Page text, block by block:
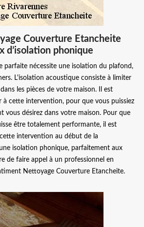
Couverture Etancheite
d’isolation phonique
parfaite nécessite une isolation du plafond,
L'isolation acoustique consiste à limiter
les pièces de votre maison. Il est
à cette intervention, pour que vous puissiez
vous désirez dans votre maison. Pour que
être totalement performante, il est
intervention au début de la
isolation phonique, parfaitement aux
de faire appel à un professionnel en
Nettoyage Couverture Etancheite.